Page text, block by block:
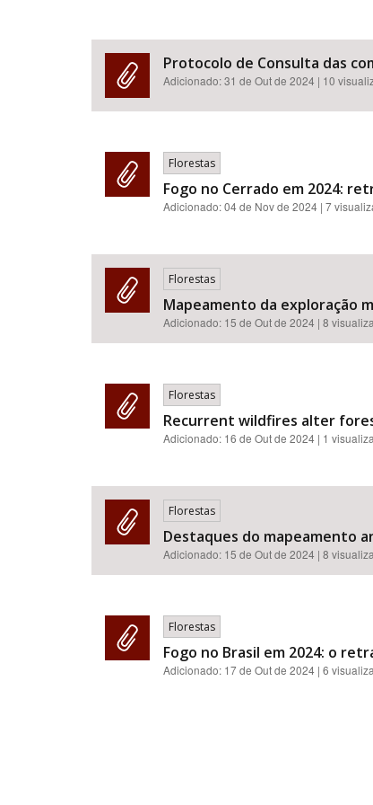
Protocolo de Consulta das
Adicionado:31 de Out de 2024 | 10
Florestas
Fogo no Cerrado em 2024:
Adicionado:04 de Nov de 2024 | 7
Florestas
Mapeamento da exploração
Adicionado: 15 de Out de 2024 | 8
Florestas
Recurrent wildfires alter
Adicionado: 16 de Out de 2024 | 1
Florestas
Destaques do mapeamento
Adicionado: 15 de Out de 2024 | 8
Florestas
Fogo no Brasil em 2024: o
Adicionado: 17 de Out de 2024 | 6